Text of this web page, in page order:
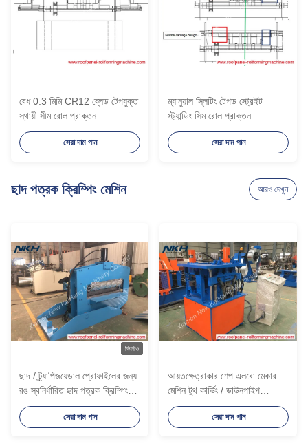
বেধ 0.3 মিমি CR12 ব্লেড টেপযুক্ত
স্থায়ী সীম রোল প্রাক্তন
সেরা দাম পান
ম্যানুয়াল স্লিটিং টেপড স্ট্রেইট
স্ট্যান্ডিং সিম রোল প্রাক্তন
সেরা দাম পান
ছাদ পত্রক ক্রিম্পিং মেশিন আরও দেখুন
ভিডিও
ছাদ / ট্র্যাপিজয়েডাল প্রোফাইলের জন্য
রঙ স্বনির্ধারিত ছাদ পত্রক ক্রিম্পিং
মেশিন
সেরা দাম পান
আয়তক্ষেত্রাকার শেপ এলবো মেকার
মেশিন টুথ কার্ভিং / ডাউনপাইপ
প্যানেলের জন্য ক্রিম্পিং
সেরা দাম পান